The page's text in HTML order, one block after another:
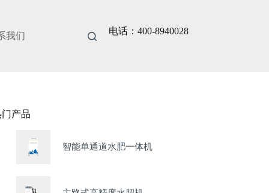
我们 电话：400-8940028
产品
智能单通道水肥一体机